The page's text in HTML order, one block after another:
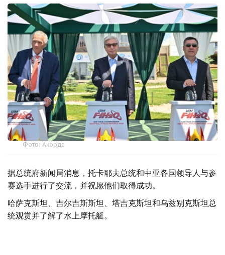
Фото: Акорда
据总统府新闻局消息，托卡耶夫总统和中亚各国领导人与参
赛选手进行了交流，并祝愿他们取得成功。
哈萨克斯坦、吉尔吉斯斯坦、塔吉克斯坦和乌兹别克斯坦总
统观赏并了解了水上摩托艇。